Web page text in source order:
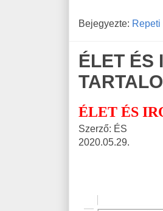
Bejegyezte: Repeti
ÉLET ÉS
ÉLET ÉS
Szerző: ÉS
2020.05.29.